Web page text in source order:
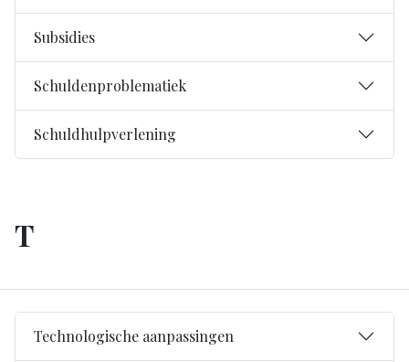
Subsidies
Schuldenproblematiek
Schuldhulpverlening
T
Technologische aanpassingen